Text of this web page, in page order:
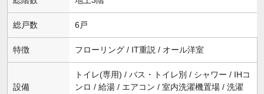
総戸数 6戸
特徴 フローリング / IT重説 / オール洋室
設備
トイレ(専用) / バス・トイレ別 / シャワー / IHコ
ンロ / 給湯 / エアコン / 室内洗濯機置場 / 洗濯